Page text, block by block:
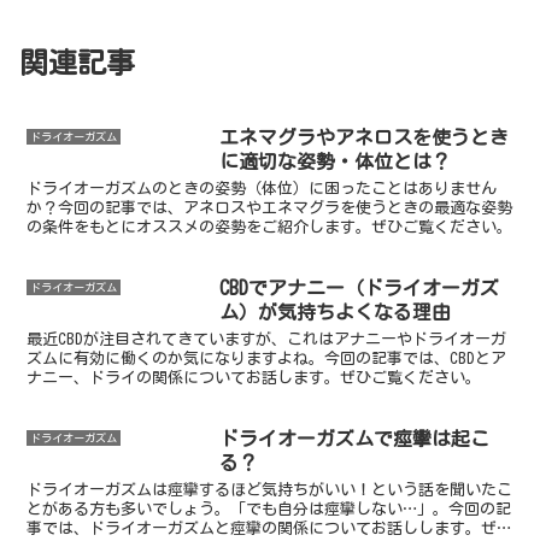
関連記事
ドライオーガズム
エネマグラやアネロスを使うとき
に適切な姿勢・体位とは？
ドライオーガズムのときの姿勢（体位）に困ったことはありません
か？今回の記事では、アネロスやエネマグラを使うときの最適な姿勢
の条件をもとにオススメの姿勢をご紹介します。ぜひご覧ください。
ドライオーガズム
CBDでアナニー（ドライオーガズ
ム）が気持ちよくなる理由
最近CBDが注目されてきていますが、これはアナニーやドライオーガ
ズムに有効に働くのか気になりますよね。今回の記事では、CBDとア
ナニー、ドライの関係についてお話します。ぜひご覧ください。
ドライオーガズム
ドライオーガズムで痙攣は起こ
る？
ドライオーガズムは痙攣するほど気持ちがいい！という話を聞いたこ
とがある方も多いでしょう。「でも自分は痙攣しない…」。今回の記
事では、ドライオーガズムと痙攣の関係についてお話しします。ぜひ